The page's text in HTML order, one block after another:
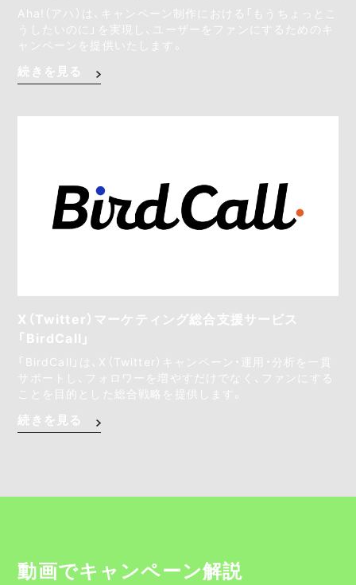
Aha!（アハ）は、キャンペーン制作における「もうちょっとこ
うしたいのに」を実現し、ユーザーをファンにするためのキ
ャンペーンを提供いたします。
続きを見る
X（Twitter）マーケティング総合支援サービス
「BirdCall」
「BirdCall」は、X（Twitter）キャンペーン・運用・分析を一貫
サポートし、フォロワーを増やすだけでなく、ファンにする
ことを目的とした総合戦略を提供します。
続きを見る
動画でキャンペーン解説